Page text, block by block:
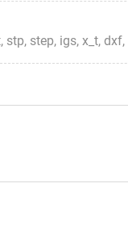
step, igs, x_t, dxf,